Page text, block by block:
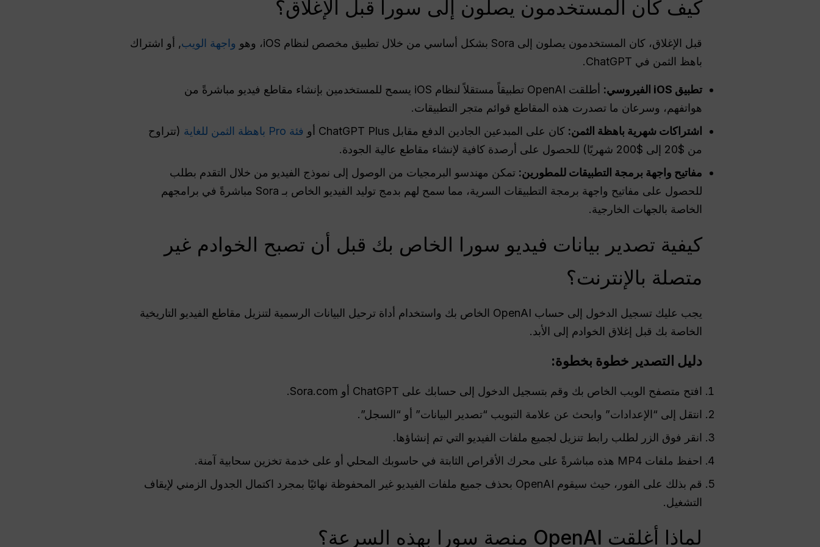
كيف كان المستخدمون يصلون إلى سورا قبل الإغلاق؟
قبل الإغلاق، كان المستخدمون يصلون إلى Sora بشكل أساسي من خلال تطبيق مخصص لنظام iOS، وهو واجهة الويب, أو اشتراك
باهظ الثمن في ChatGPT.
تطبيق iOS الفيروسي:
أطلقت OpenAI تطبيقاً مستقلاً لنظام iOS يسمح للمستخدمين بإنشاء مقاطع فيديو مباشرةً من
هواتفهم، وسرعان ما تصدرت هذه المقاطع قوائم متجر التطبيقات.
اشتراكات شهرية باهظة الثمن: كان على المبدعين الجادين الدفع مقابل ChatGPT Plus أو فئة Pro باهظة الثمن للغاية
(تتراوح
من $20 إلى $200 شهريًا) للحصول على أرصدة كافية لإنشاء مقاطع عالية الجودة.
مفاتيح واجهة برمجة التطبيقات للمطورين: تمكن مهندسو البرمجيات من الوصول إلى نموذج الفيديو من خلال التقدم بطلب
للحصول على مفاتيح واجهة برمجة التطبيقات السرية، مما سمح لهم بدمج توليد الفيديو الخاص بـ Sora مباشرةً في برامجهم
الخاصة بالجهات الخارجية.
كيفية تصدير بيانات فيديو سورا الخاص بك قبل أن تصبح الخوادم غير
متصلة بالإنترنت؟
يجب عليك تسجيل الدخول إلى حساب OpenAI الخاص بك واستخدام أداة ترحيل البيانات الرسمية لتنزيل مقاطع الفيديو التاريخية
الخاصة بك قبل إغلاق الخوادم إلى الأبد.
دليل التصدير خطوة بخطوة:
افتح متصفح الويب الخاص بك وقم بتسجيل الدخول إلى حسابك على ChatGPT أو Sora.com.
انتقل إلى “الإعدادات” وابحث عن علامة التبويب “تصدير البيانات” أو “السجل”.
انقر فوق الزر لطلب رابط تنزيل لجميع ملفات الفيديو التي تم إنشاؤها.
احفظ ملفات MP4 هذه مباشرةً على محرك الأقراص الثابتة في حاسوبك المحلي أو على خدمة تخزين سحابية آمنة.
قم بذلك على الفور، حيث سيقوم OpenAI بحذف جميع ملفات الفيديو غير المحفوظة نهائيًا بمجرد اكتمال الجدول الزمني لإيقاف
التشغيل.
لماذا أغلقت OpenAI منصة سورا بهذه السرعة؟